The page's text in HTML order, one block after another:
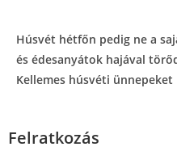
Húsvét hétfőn pedig ne a
és édesanyátok hajával
Kellemes húsvéti ünnepeket
Felratkozás